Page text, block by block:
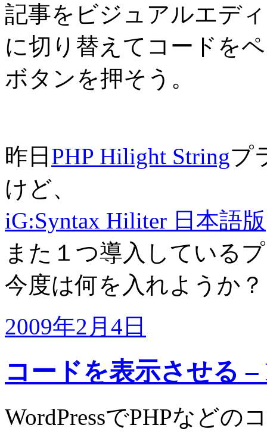
記事をビジュアルエデ
に切り替えてコードを
ボタンを押そう。
昨日 PHP Hilight Stringプ
けど、
iG:Syntax Hiliter 日本語版
また１つ導入している
今度は何を入れようか
2009年2月4日
コードを表示させる
WordPressでPHPなどの